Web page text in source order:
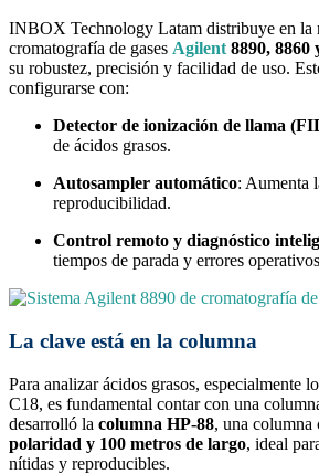
INBOX Technology Latam distribuye en la
cromatografía de gases Agilent 8890, 8860
su robustez, precisión y facilidad de uso.
configurarse con:
Detector de ionización de llama
de ácidos grasos.
Autosampler automático: Aumenta
reproducibilidad.
Control remoto y diagnóstico
tiempos de parada y errores
La clave está en la columna
Para analizar ácidos grasos, especialmente
C18, es fundamental contar con una
desarrolló la columna HP-88, una columna
polaridad y 100 metros de largo, ideal
nítidas y reproducibles.